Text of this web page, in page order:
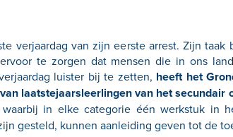
verjaardag van zijn eerste arrest. Zijn
te zorgen dat mensen die in ons
luister bij te zetten, heeft het
laatstejaarsleerlingen van het
in elke categorie één werkstuk in
gesteld, kunnen aanleiding geven tot de